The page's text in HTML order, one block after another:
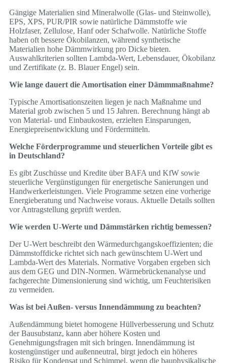
Gängige Materialien sind Mineralwolle (Glas- und Steinwolle),
EPS, XPS, PUR/PIR sowie natürliche Dämmstoffe wie
Holzfaser, Zellulose, Hanf oder Schafwolle. Natürliche Stoffe
haben oft bessere Ökobilanzen, während synthetische
Materialien hohe Dämmwirkung pro Dicke bieten.
Auswahlkriterien sollten Lambda-Wert, Lebensdauer, Ökobilanz
und Zertifikate (z. B. Blauer Engel) sein.
Wie lange dauert die Amortisation einer Dämmmaßnahme?
Typische Amortisationszeiten liegen je nach Maßnahme und
Material grob zwischen 5 und 15 Jahren. Berechnung hängt ab
von Material- und Einbaukosten, erzielten Einsparungen,
Energiepreisentwicklung und Fördermitteln.
Welche Förderprogramme und steuerlichen Vorteile gibt es
in Deutschland?
Es gibt Zuschüsse und Kredite über BAFA und KfW sowie
steuerliche Vergünstigungen für energetische Sanierungen und
Handwerkerleistungen. Viele Programme setzen eine vorherige
Energieberatung und Nachweise voraus. Aktuelle Details sollten
vor Antragstellung geprüft werden.
Wie werden U-Werte und Dämmstärken richtig bemessen?
Der U‑Wert beschreibt den Wärmedurchgangskoeffizienten; die
Dämmstoffdicke richtet sich nach gewünschtem U‑Wert und
Lambda‑Wert des Materials. Normative Vorgaben ergeben sich
aus dem GEG und DIN‑Normen. Wärmebrückenanalyse und
fachgerechte Dimensionierung sind wichtig, um Feuchterisiken
zu vermeiden.
Was ist bei Außen- versus Innendämmung zu beachten?
Außendämmung bietet homogene Hüllverbesserung und Schutz
der Bausubstanz, kann aber höhere Kosten und
Genehmigungsfragen mit sich bringen. Innendämmung ist
kostengünstiger und außenneutral, birgt jedoch ein höheres
Risiko für Kondensat und Schimmel, wenn die bauphysikalische